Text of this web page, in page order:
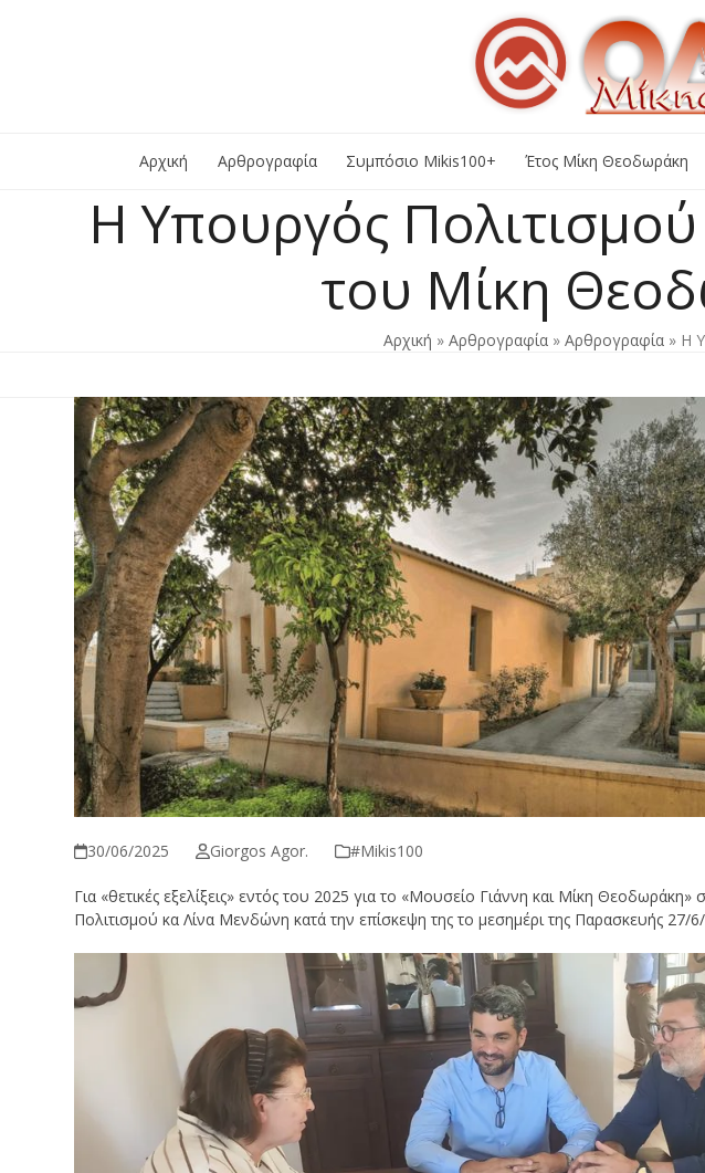
Αρχική Αρθρογραφία Συμπόσιο Mikis100+ Έτος Μίκη Θεοδωράκη
Η Υπουργός
του Μίκη
Αρχική » Αρθρογραφία» Αρθρογραφία» Η
30/06/2025 Giorgos Agor. #Μikis100
Για «θετικές εξελίξεις» εντός του 2025 για το «Μουσείο Γιάννη και Μίκη
Πολιτισμού κα Λίνα Μενδώνη κατά την επίσκεψη της το μεσημέρι της Παρασκευής 27/